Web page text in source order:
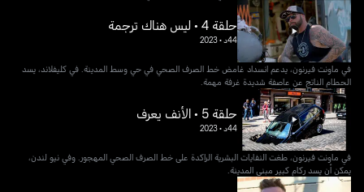
حلقة 4 • ليس هناك ترجمة
44د •
2023
في ماونت فيرنون، يدعم انسداد غامض خط الصرف الصحي في حي وسط المدينة. في كليفلاند، يسد
الحطام الناتج عن عاصفة شديدة غرفة مهمة.
حلقة 5 • الأنف يعرف
44د •
2023
في ماونت فيرنون، طغت النفايات البشرية الراكدة على خط الصرف الصحي المهجور. وفي نيو لندن،
يمكن أن يسد ركام كبير مبنى المدينة.